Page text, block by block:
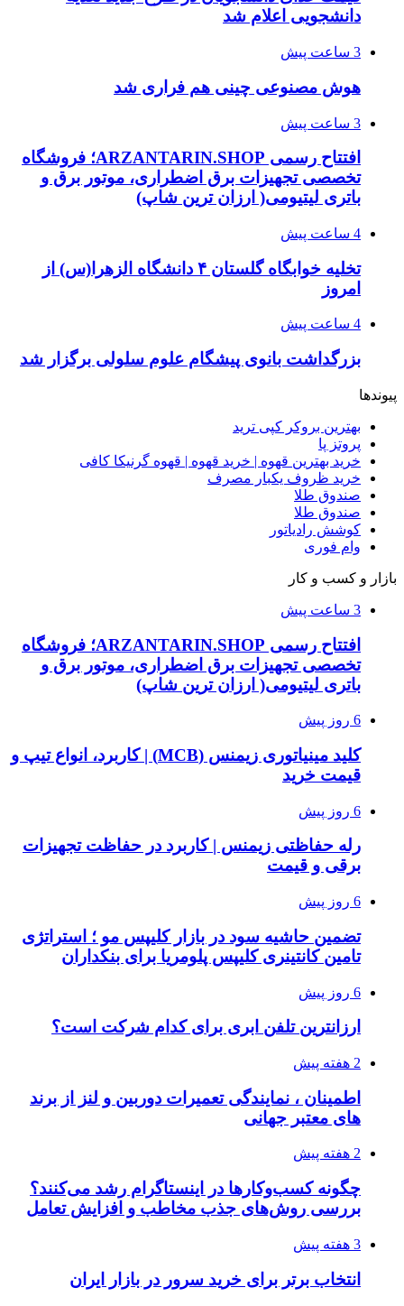
دانشجویی اعلام شد
3 ساعت پیش
هوش مصنوعی چینی هم فراری شد
3 ساعت پیش
افتتاح رسمی ARZANTARIN.SHOP؛ فروشگاه
تخصصی تجهیزات برق اضطراری، موتور برق و
باتری لیتیومی( ارزان ترین شاپ)
4 ساعت پیش
تخلیه خوابگاه گلستان ۴ دانشگاه الزهرا(س) از
امروز
4 ساعت پیش
بزرگداشت بانوی پیشگام علوم سلولی برگزار شد
پیوندها
بهترین بروکر کپی ترید
پروتز پا
خرید بهترین قهوه | خرید قهوه | قهوه گرنیکا کافی
خرید ظروف یکبار مصرف
صندوق طلا
صندوق طلا
کوشش رادیاتور
وام فوری
بازار و کسب و کار
3 ساعت پیش
افتتاح رسمی ARZANTARIN.SHOP؛ فروشگاه
تخصصی تجهیزات برق اضطراری، موتور برق و
باتری لیتیومی( ارزان ترین شاپ)
6 روز پیش
کلید مینیاتوری زیمنس (MCB) | کاربرد، انواع تیپ و
قیمت خرید
6 روز پیش
رله حفاظتی زیمنس | کاربرد در حفاظت تجهیزات
برقی و قیمت
6 روز پیش
تضمین حاشیه سود در بازار کلیپس مو ؛ استراتژی
تامین کانتینری کلیپس پلومریا برای بنکداران
6 روز پیش
ارزانترین تلفن ابری برای کدام شرکت است؟
2 هفته پیش
اطمینان ، نمایندگی تعمیرات دوربین و لنز از برند
های معتبر جهانی
2 هفته پیش
چگونه کسب‌وکارها در اینستاگرام رشد می‌کنند؟
بررسی روش‌های جذب مخاطب و افزایش تعامل
3 هفته پیش
انتخاب برتر برای خرید سرور در بازار ایران